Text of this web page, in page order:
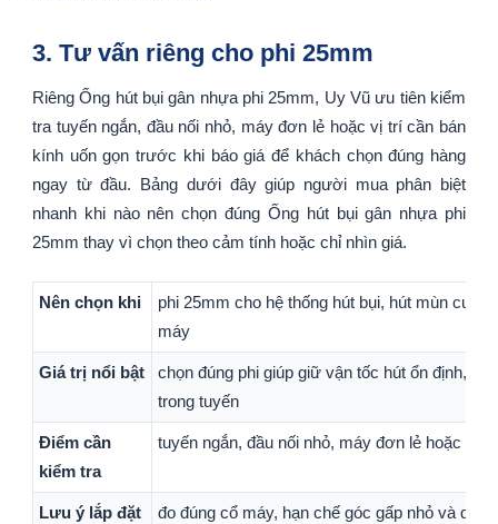
3. Tư vấn riêng cho phi 25mm
Riêng Ống hút bụi gân nhựa phi 25mm, Uy Vũ ưu tiên kiểm
tra tuyến ngắn, đầu nối nhỏ, máy đơn lẻ hoặc vị trí cần bán
kính uốn gọn trước khi báo giá để khách chọn đúng hàng
ngay từ đầu. Bảng dưới đây giúp người mua phân biệt
nhanh khi nào nên chọn đúng Ống hút bụi gân nhựa phi
25mm thay vì chọn theo cảm tính hoặc chỉ nhìn giá.
Nên chọn khi
phi 25mm cho hệ thống hút bụi, hút mùn cưa,
máy
Giá trị nổi bật
chọn đúng phi giúp giữ vận tốc hút ổn định,
trong tuyến
Điểm cần
kiểm tra
tuyến ngắn, đầu nối nhỏ, máy đơn lẻ hoặc vị
Lưu ý lắp đặt
đo đúng cổ máy, hạn chế góc gấp nhỏ và